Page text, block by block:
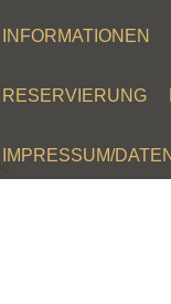
INFORMATIONEN
RESERVIERUNG
IMPRESSUM/